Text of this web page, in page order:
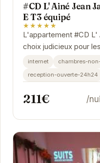
#CD L' Ainé Jean
E T3 équipé
★★★★★
L'appartement #CD L'
choix judicieux pour
explorer Grenoble. Sa
internet
chambres-
reception-ouverte-24h24
211€ /